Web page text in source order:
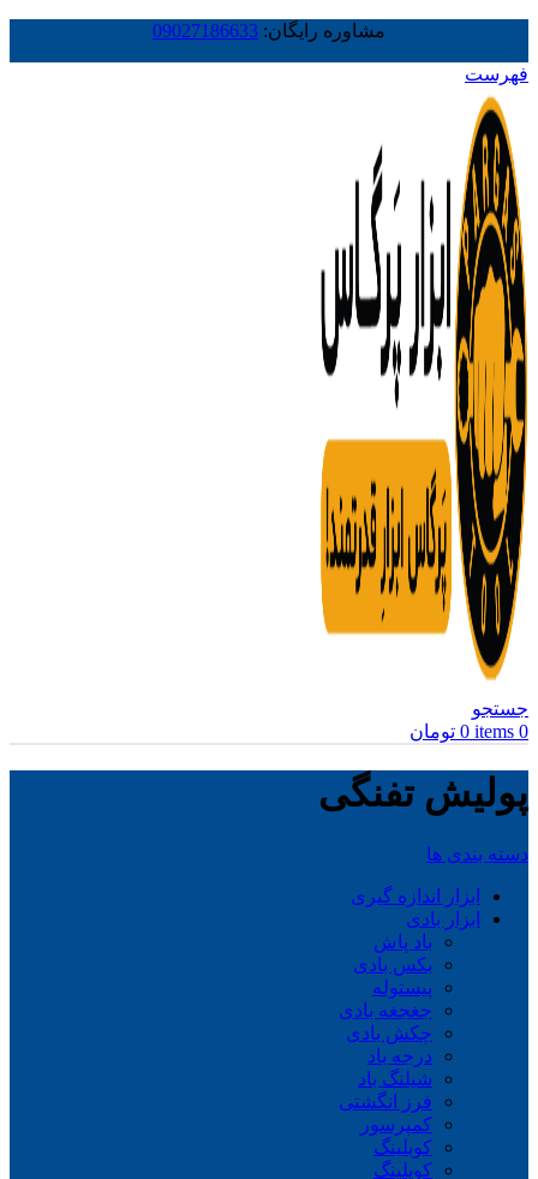
مشاوره رایگان: 09027186633
فهرست
جستجو
0
items
0 تومان
پولیش تفنگی
دسته بندی ها
ابزار اندازه گیری
ابزار بادی
باد پاش
بکس بادی
پیستوله
جغجغه بادی
چکش بادی
درجه باد
شیلنگ باد
فرز انگشتی
کمپرسور
کوبلینگ
کوپلینگ